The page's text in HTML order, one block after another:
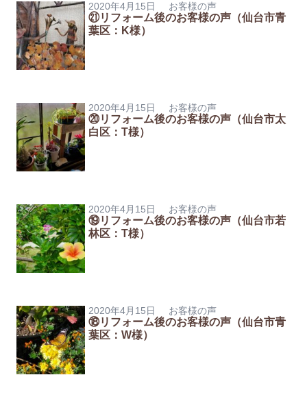
2020年4月15日 お客様の声
㉑リフォーム後のお客様の声（仙台市青
葉区：K様）
2020年4月15日 お客様の声
⑳リフォーム後のお客様の声（仙台市太
白区：T様）
2020年4月15日 お客様の声
⑲リフォーム後のお客様の声（仙台市若
林区：T様）
2020年4月15日 お客様の声
⑱リフォーム後のお客様の声（仙台市青
葉区：W様）